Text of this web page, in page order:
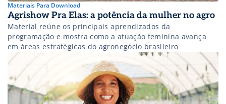
Materiais Para Download
Agrishow Pra Elas: a potência da mulher no agro
Material reúne os principais aprendizados da
programação e mostra como a atuação feminina avança
em áreas estratégicas do agronegócio brasileiro